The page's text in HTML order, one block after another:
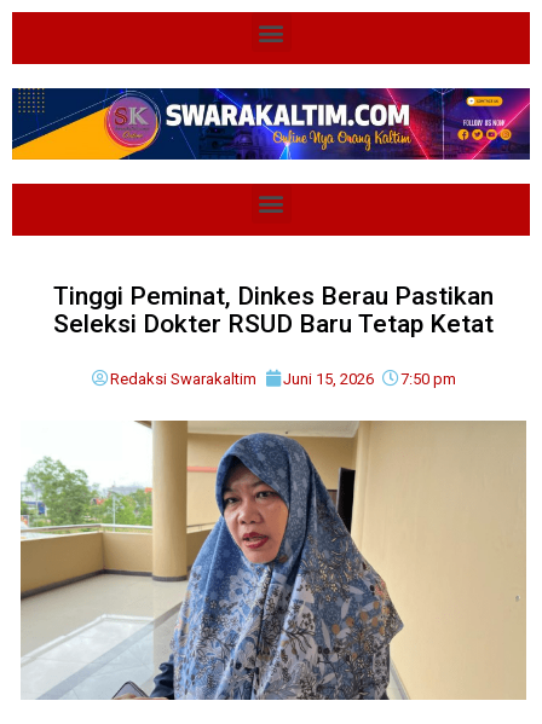
Tinggi Peminat, Dinkes Berau Pastikan
Seleksi Dokter RSUD Baru Tetap Ketat
Redaksi Swarakaltim Juni 15, 2026 7:50 pm